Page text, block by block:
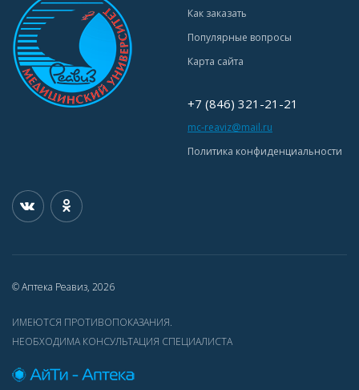
Как заказать
Популярные вопросы
Карта сайта
+7 (846) 321-21-21
mc-reaviz@mail.ru
Политика конфиденциальности
© Аптека Реавиз, 2026
ИМЕЮТСЯ ПРОТИВОПОКАЗАНИЯ.
НЕОБХОДИМА КОНСУЛЬТАЦИЯ СПЕЦИАЛИСТА